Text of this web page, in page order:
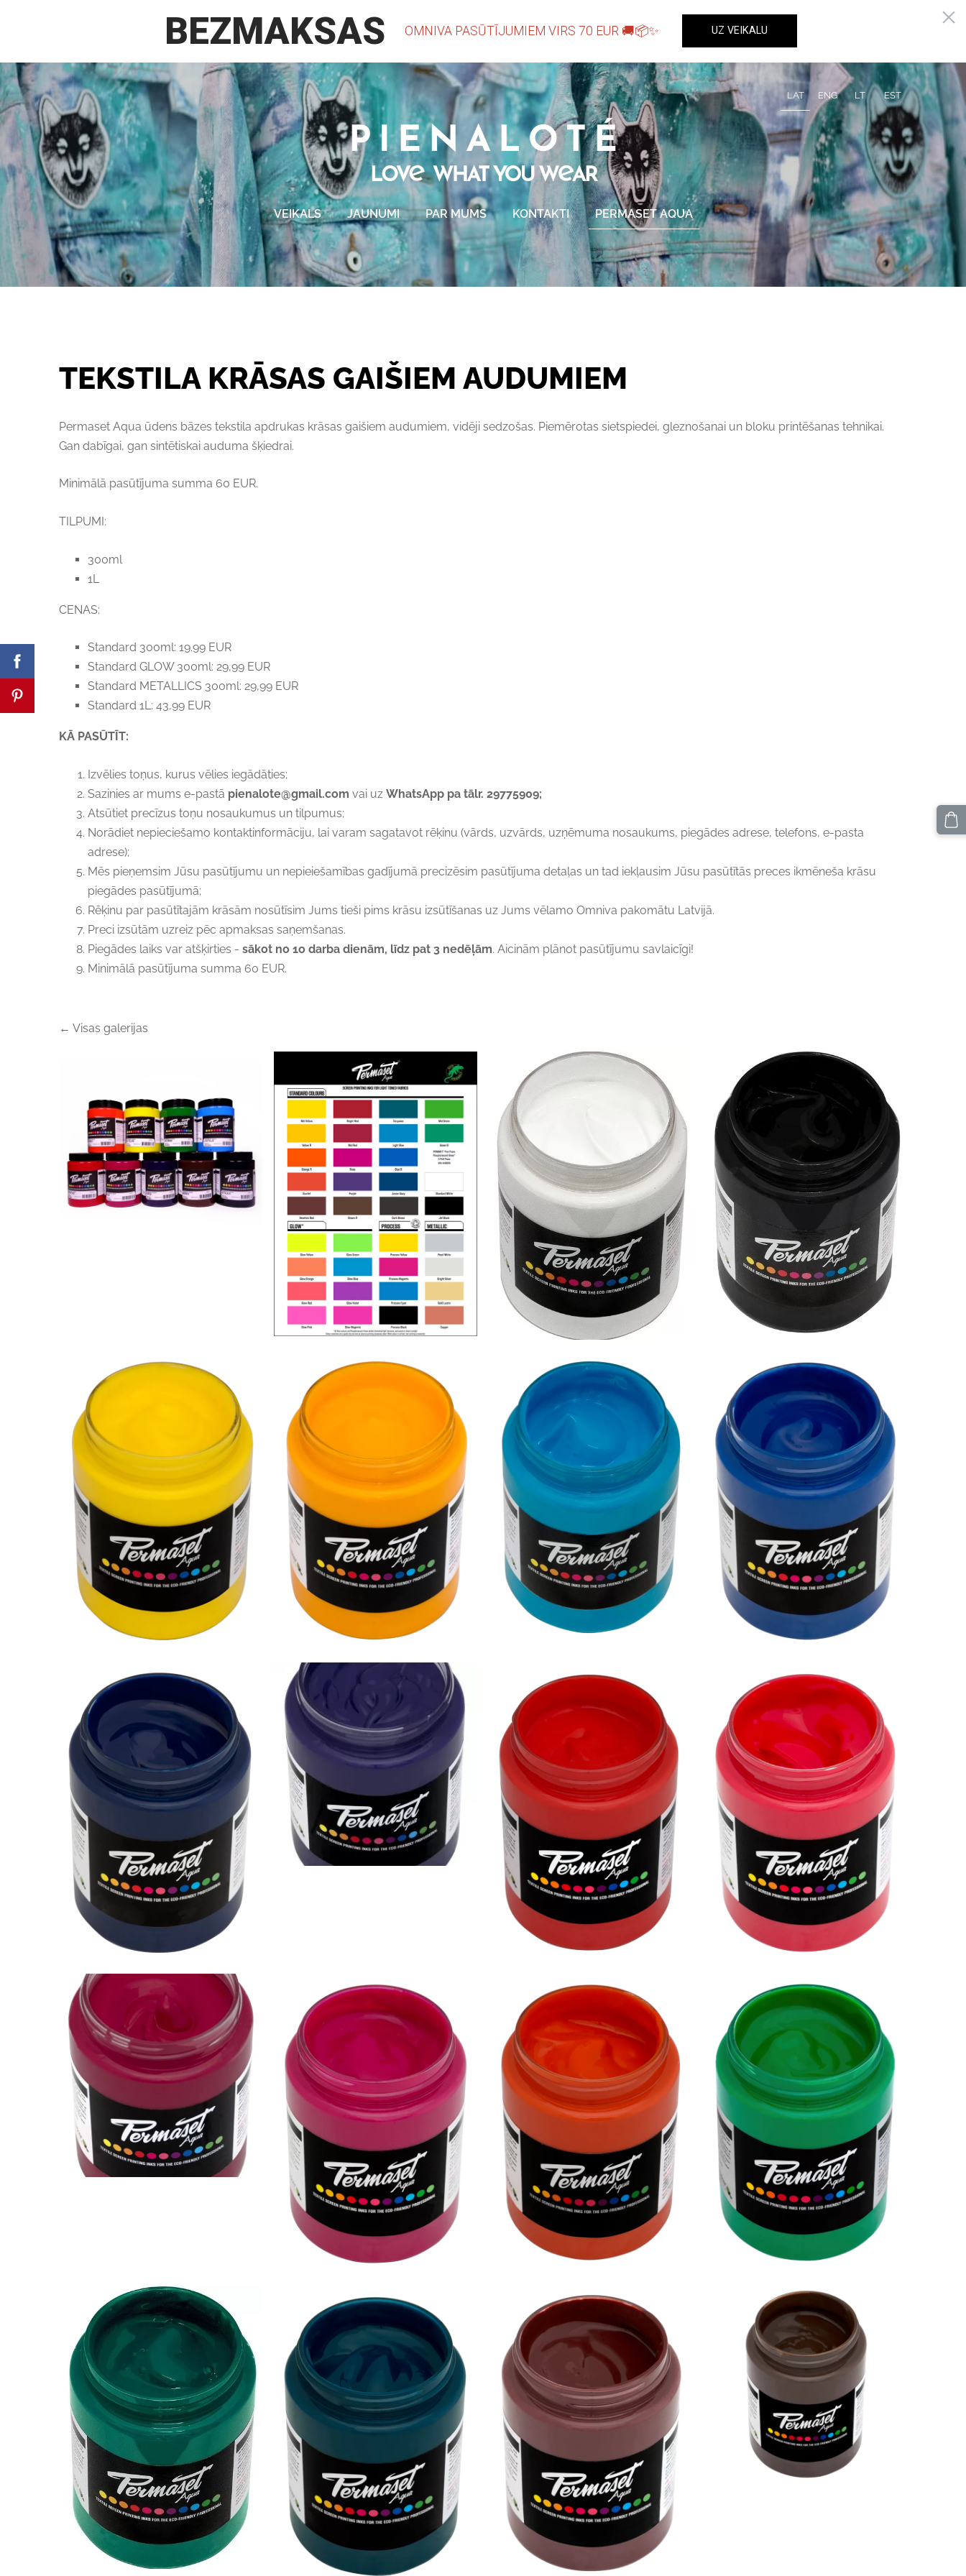
LAT ENG LT EST
VEIKALS JAUNUMI PAR MUMS KONTAKTI PERMASET AQUA
TEKSTILA KRĀSAS GAIŠIEM AUDUMIEM
Permaset Aqua ūdens bāzes tekstila apdrukas krāsas gaišiem audumiem, vidēji sedzošas. Piemērotas sietspiedei, gleznošanai un bloku printēšanas tehnikai.
Gan dabīgai, gan sintētiskai auduma šķiedrai.
Minimālā pasūtījuma summa 60 EUR.
TILPUMI:
300ml
1L
CENAS:
Standard 300ml: 19.99 EUR
Standard GLOW 300ml: 29,99 EUR
Standard METALLICS 300ml: 29,99 EUR
Standard 1L: 43,99 EUR
KĀ PASŪTĪT:
Izvēlies toņus, kurus vēlies iegādāties;
Sazinies ar mums e-pastā pienalote@gmail.com vai uz WhatsApp pa tālr. 29775909;
Atsūtiet precīzus toņu nosaukumus un tilpumus;
Norādiet nepieciešamo kontaktinformāciju, lai varam sagatavot rēķinu (vārds, uzvārds, uzņēmuma nosaukums, piegādes adrese, telefons, e-pasta
adrese);
Mēs pieņemsim Jūsu pasūtījumu un nepieiešamības gadījumā precizēsim pasūtījuma detaļas un tad iekļausim Jūsu pasūtītās preces ikmēneša krāsu
piegādes pasūtījumā;
Rēķinu par pasūtītajām krāsām nosūtīsim Jums tieši pims krāsu izsūtīšanas uz Jums vēlamo Omniva pakomātu Latvijā.
Preci izsūtām uzreiz pēc apmaksas saņemšanas.
Piegādes laiks var atšķirties - sākot no 1o darba dienām, līdz pat 3 nedēļām. Aicinām plānot pasūtījumu savlaicīgi!
Minimālā pasūtījuma summa 60 EUR.
Visas galerijas